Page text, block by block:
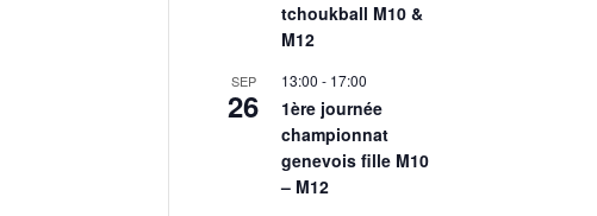
tchoukball M10 &
M12
SEP
26
13:00 - 17:00
1ère journée
championnat
genevois fille M10
– M12